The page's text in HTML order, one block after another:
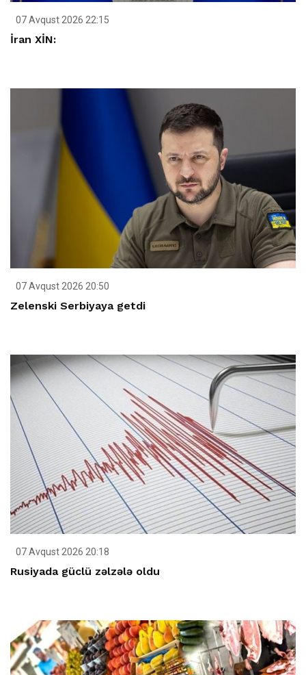
07 Avqust 2026 22:15
İran XİN:
07 Avqust 2026 20:50
Zelenski Serbiyaya getdi
07 Avqust 2026 20:18
Rusiyada güclü zəlzələ oldu